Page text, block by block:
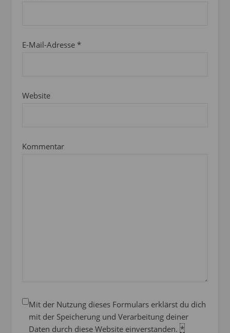
E-Mail-Adresse *
Website
Kommentar
Mit der Nutzung dieses Formulars erklärst du dich
mit der Speicherung und Verarbeitung deiner
Daten durch diese Website einverstanden. *